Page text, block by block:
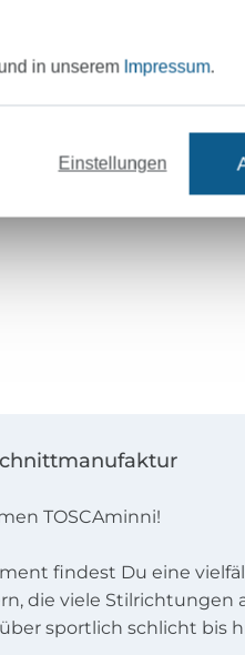
TOSCAminni!
findest Du eine
die viele Stilrichtungen
sportlich schlicht bis
in unserem Impressum.
Einstellungen